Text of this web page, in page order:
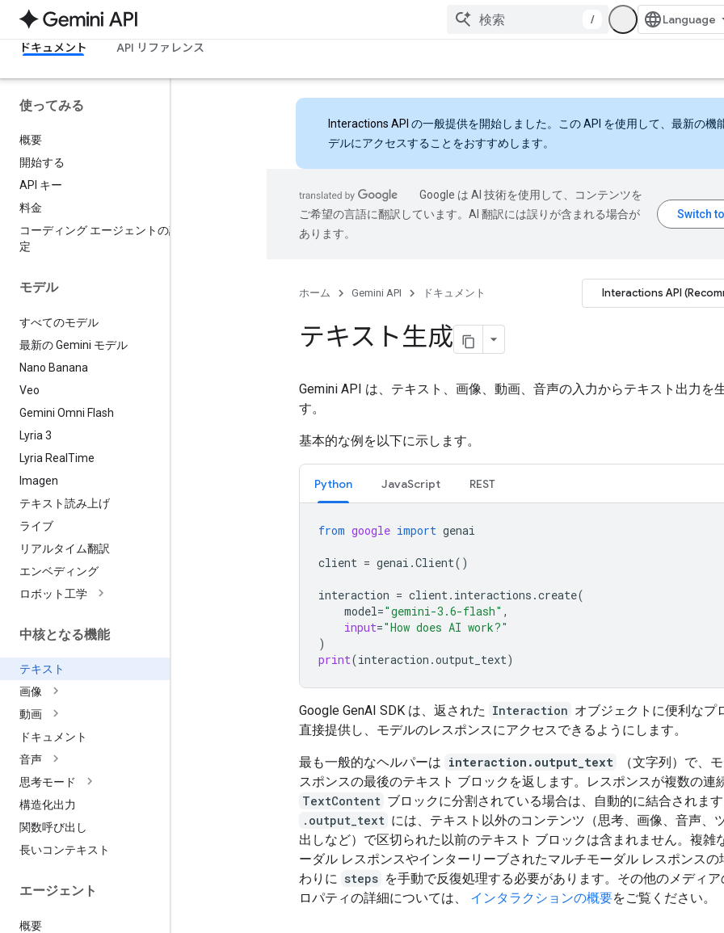
/
ドキュメント API リファレンス
使ってみる
概要
開始する
API キー
料金
コーディング エージェントの設
定
モデル
すべてのモデル
最新の Gemini モデル
Nano Banana
Veo
Gemini Omni Flash
Lyria 3
Lyria Real Time
Imagen
テキスト読み上げ
ライブ
リアルタイム翻訳
エンベディング
ロボット工学
中核となる機能
テキスト
画像
動画
ドキュメント
音声
思考モード
構造化出力
関数呼び出し
長いコンテキスト
エージェント
概要
Interactions API の一般提供を開始しました。この API を使用して、最新の機
デルにアクセスすることをおすすめします。
Google は AI 技術を使用して、コンテンツを
ご希望の言語に翻訳しています。AI 翻訳には誤りが含まれる場合が
あります。
ホーム Gemini API ドキュメント Interactions API
テキスト生成
Gemini API は、テキスト、画像、動画、音声の入力からテキスト出力を
す。
基本的な例を以下に示します。
Python JavaScript REST
from google import genai
client = genai .Client()
interaction = client. interactions .create(
model="gemini-3.6-flash" ,
input="How does AI work?"
)
print(interaction .output_text)
Google GenAI SDK は、返された Interaction オブジェクトに便利なプ
直接提供し、モデルのレスポンスにアクセスできるようにします。
最も一般的なヘルパーは interaction.output_text
（文字列）で、
スポンスの最後のテキスト ブロックを返します。レスポンスが複数の連
TextContent ブロックに分割されている場合は、自動的に結合されます
.output_text には、テキスト以外のコンテンツ（思考、画像、音声、
出しなど）で区切られた以前のテキスト ブロックは含まれません。複雑
ーダル レスポンスやインターリーブされたマルチモーダル レスポンスの
わりに steps を手動で反復処理する必要があります。その他のメディ
ロパティの詳細については、 インタラクションの概要をご覧ください。